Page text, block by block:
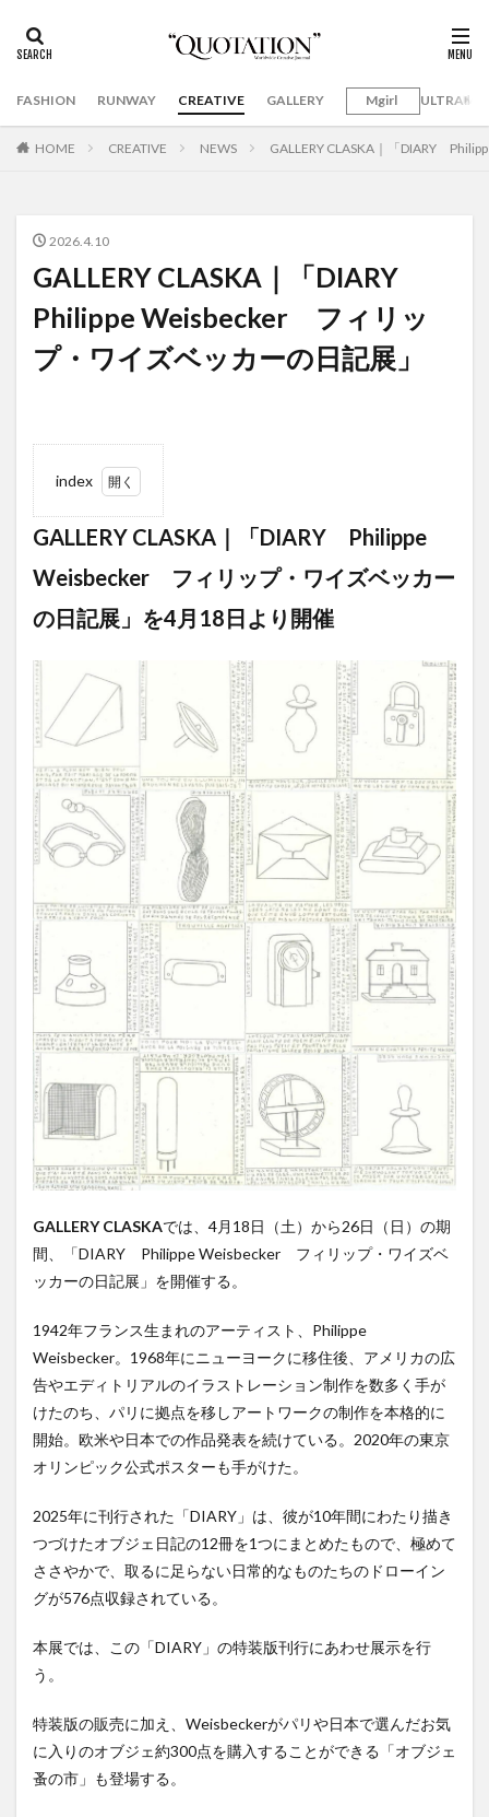
FASHION RUNWAY CREATIVE GALLERY Mgirl
HOME CREATIVE NEWS GALLERY CLASKA｜「DIARY​
2026.4.10
GALLERY CLASKA｜「DIARY​
Philippe Weisbecker フィリッ
プ・ワイズベッカーの日記展」
index
1
GALLERY
CLASKA｜
Philippe
フィリップ・
を4月18日よ
り開催
GALLERY CLASKA｜「DIARY​ Philippe
Weisbecker フィリップ・ワイズベッカー
の日記展」を4月18日より開催
GALLERY CLASKAでは、4月18日（土）から26日（日）の期
間、「DIARY​ Philippe Weisbecker フィリップ・ワイズベ
ッカーの日記展」を開催する。
1942年フランス生まれのアーティスト、Philippe
Weisbecker。1968年にニューヨークに移住後、アメリカの広
告やエディトリアルのイラストレーション制作を数多く手が
けたのち、パリに拠点を移しアートワークの制作を本格的に
開始。欧米や日本での作品発表を続けている。2020年の東京
オリンピック公式ポスターも手がけた。
2025年に刊行された「DIARY」は、彼が10年間にわたり描き
つづけたオブジェ日記の12冊を1つにまとめたもので、極めて
ささやかで、取るに足らない日常的なものたちのドローイン
グが576点収録されている。
本展では、この「DIARY」の特装版刊行にあわせ展示を行
う。
特装版の販売に加え、Weisbeckerがパリや日本で選んだお気
に入りのオブジェ約300点を購入することができる「オブジェ
蚤の市」も登場する。